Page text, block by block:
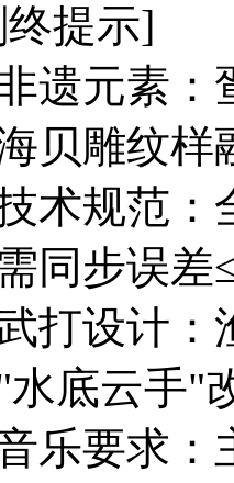
提示]
遗元素
贝雕纹样
术规范：
同步误差
打设计
水底云手"
乐要求：